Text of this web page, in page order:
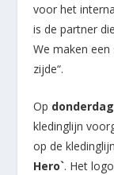
voor het
is de partner
We maken
zijde“.
Op
kledinglijn
op de
Hero`. Het